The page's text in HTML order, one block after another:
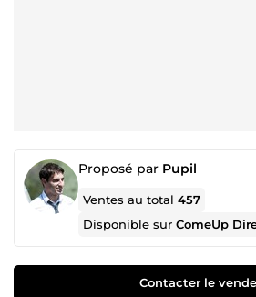
Proposé par Pupil
Ventes au total457
Disponible surComeUp
Contacter le